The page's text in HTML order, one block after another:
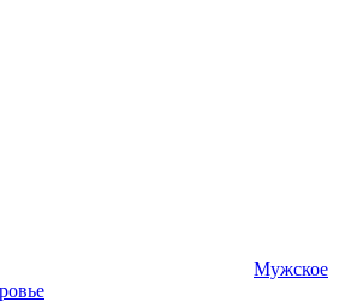
Мужское